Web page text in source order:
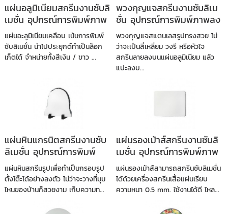
แผ่นอลูมิเนียมสกรีนงานซับลิ
เมชั่น อุปกรณ์การพิมพ์ภาพ
ลงวัสดุ
แผ่นอะลูมิเนียมเคลือบ เน้นการพิมพ์
ซับลิเมชั่น นำไปประยุกต์ทำเป็นล็อก
เก็ตได้ จำหน่ายทั้งสีเงิน / ขาว ...
พวงกุญแจสกรีนงานซับลิเม
ชั่น อุปกรณ์การพิมพ์ภาพลง
วัสดุ
พวงกุญแจสแตนเลสรูปทรงสวย ไม่
ว่าจะเป็นสี่เหลี่ยม วงรี หรือหัวใจ
สกรีนลายลงบนแผ่นอลูมิเนียม แล้ว
แปะลงบ...
แผ่นหินแกรนิตสกรีนงานซับ
ลิเมชั่น อุปกรณ์การพิมพ์
ภาพลงวัสดุ
แผ่นหินสกรีนรูปเพื่อทำเป็นกรอบรูป
ตั้งโต๊ะได้อย่างลงตัว ไม่ว่าจะวางที่มุม
ไหนของบ้านก็สวยงาม เก็บความท...
แผ่นรองเม้าส์สกรีนงานซับลิ
เมชั่น อุปกรณ์การพิมพ์ภาพ
ลงวัสดุ
แผ่นรองเม้าส์สามารถสกรีนซับลิเมชั่น
ได้ด้วยเครื่องสกรีนเสื้อแผ่นเรียบ
ความหนา 0.5 mm. ใช้งานได้ดี ไหล...